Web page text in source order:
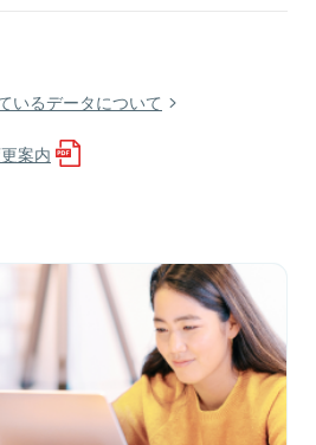
いるデータについて
案内